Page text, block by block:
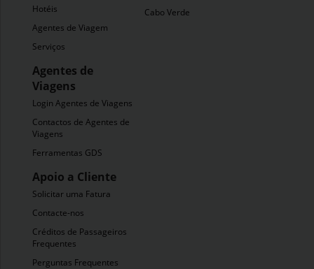
Hotéis
Agentes de Viagem
Serviços
Agentes de
Viagens
Login Agentes de Viagens
Contactos de Agentes de
Viagens
Ferramentas GDS
Apoio a Cliente
Solicitar uma Fatura
Contacte-nos
Créditos de Passageiros
Frequentes
Perguntas Frequentes
Cabo Verde